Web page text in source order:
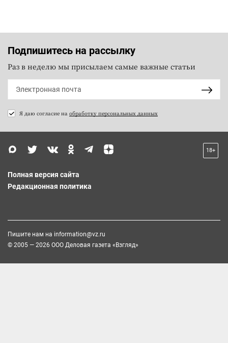
Подпишитесь на рассылку
Раз в неделю мы присылаем самые важные статьи
Я даю согласие на обработку персональных данных
18+
Полная версия сайта
Редакционная политика
Пишите нам на information@vz.ru
© 2005 — 2026 ООО Деловая газета «Взгляд»